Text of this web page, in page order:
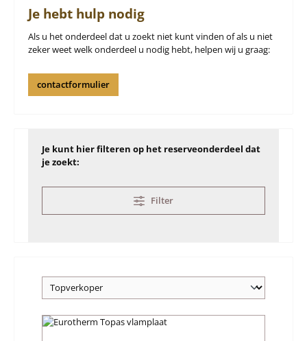
Je hebt hulp nodig
Als u het onderdeel dat u zoekt niet kunt vinden of als u niet
zeker weet welk onderdeel u nodig hebt, helpen wij u graag:
contactformulier
Je kunt hier filteren op het reserveonderdeel dat
je zoekt:
Filter